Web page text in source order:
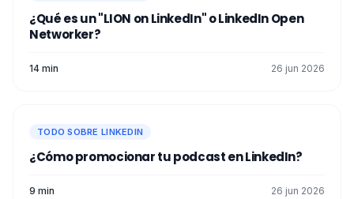
¿Qué es un "LION on LinkedIn" o LinkedIn Open
Networker?
14 min 26 jun 2026
TODO SOBRE LINKEDIN
¿Cómo promocionar tu podcast en LinkedIn?
9 min 26 jun 2026